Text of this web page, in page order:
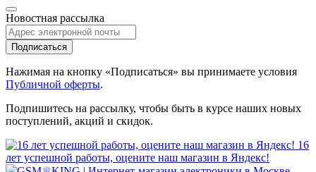
Новостная рассылка
Подписаться
Нажимая на кнопку «Подписаться» вы принимаете условия
Публичной оферты.
Подпишитесь на рассылку, чтобы быть в курсе наших новых
поступлений, акций и скидок.
16
лет успешной работы, оцените наш магазин в Яндекс!